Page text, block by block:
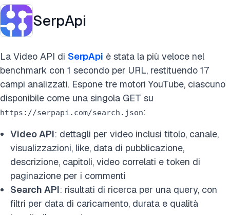
SerpApi
La Video API di SerpApi è stata la più veloce nel
benchmark con 1 secondo per URL, restituendo 17
campi analizzati. Espone tre motori YouTube, ciascuno
disponibile come una singola GET su
https://serpapi.com/search.json:
Video API: dettagli per video inclusi titolo, canale,
visualizzazioni, like, data di pubblicazione,
descrizione, capitoli, video correlati e token di
paginazione per i commenti
Search API: risultati di ricerca per una query, con
filtri per data di caricamento, durata e qualità